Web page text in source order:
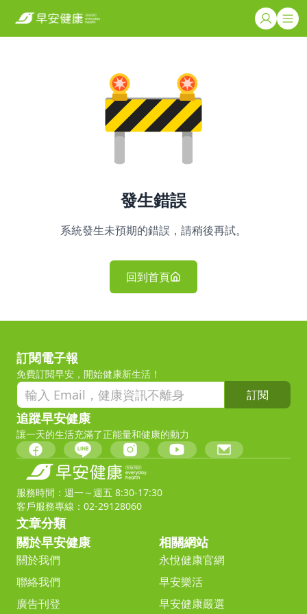
發生錯誤
系統發生未預期的錯誤，請稍後再試。
回到首頁
訂閱電子報
免費訂閱早安，開始健康新生活！
訂閱
追蹤早安健康
讓一天的生活充滿了正能量和健康的動力
服務時間：週一～週五 8:30-17:30
客戶服務專線：02-29128060
文章分類
關於早安健康
關於我們
聯絡我們
廣告刊登
相關網站
永悅健康官網
早安樂活
早安健康嚴選